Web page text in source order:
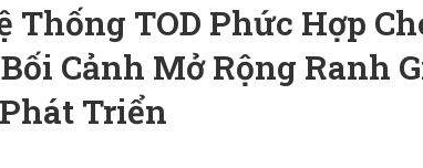
TOD Phức Hợp
Cảnh Mở Rộng Ranh
Triển